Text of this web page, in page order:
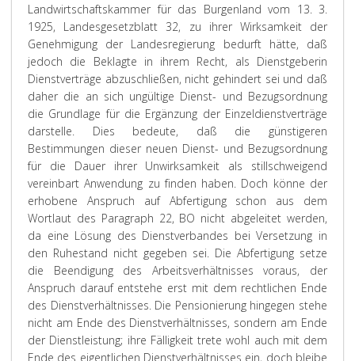
Landwirtschaftskammer für das Burgenland vom 13. 3.
1925, Landesgesetzblatt 32, zu ihrer Wirksamkeit der
Genehmigung der Landesregierung bedurft hätte, daß
jedoch die Beklagte in ihrem Recht, als Dienstgeberin
Dienstverträge abzuschließen, nicht gehindert sei und daß
daher die an sich ungültige Dienst- und Bezugsordnung
die Grundlage für die Ergänzung der Einzeldienstverträge
darstelle. Dies bedeute, daß die günstigeren
Bestimmungen dieser neuen Dienst- und Bezugsordnung
für die Dauer ihrer Unwirksamkeit als stillschweigend
vereinbart Anwendung zu finden haben. Doch könne der
erhobene Anspruch auf Abfertigung schon aus dem
Wortlaut des Paragraph 22, BO nicht abgeleitet werden,
da eine Lösung des Dienstverbandes bei Versetzung in
den Ruhestand nicht gegeben sei. Die Abfertigung setze
die Beendigung des Arbeitsverhältnisses voraus, der
Anspruch darauf entstehe erst mit dem rechtlichen Ende
des Dienstverhältnisses. Die Pensionierung hingegen stehe
nicht am Ende des Dienstverhältnisses, sondern am Ende
der Dienstleistung; ihre Fälligkeit trete wohl auch mit dem
Ende des eigentlichen Dienstverhältnisses ein, doch bleibe